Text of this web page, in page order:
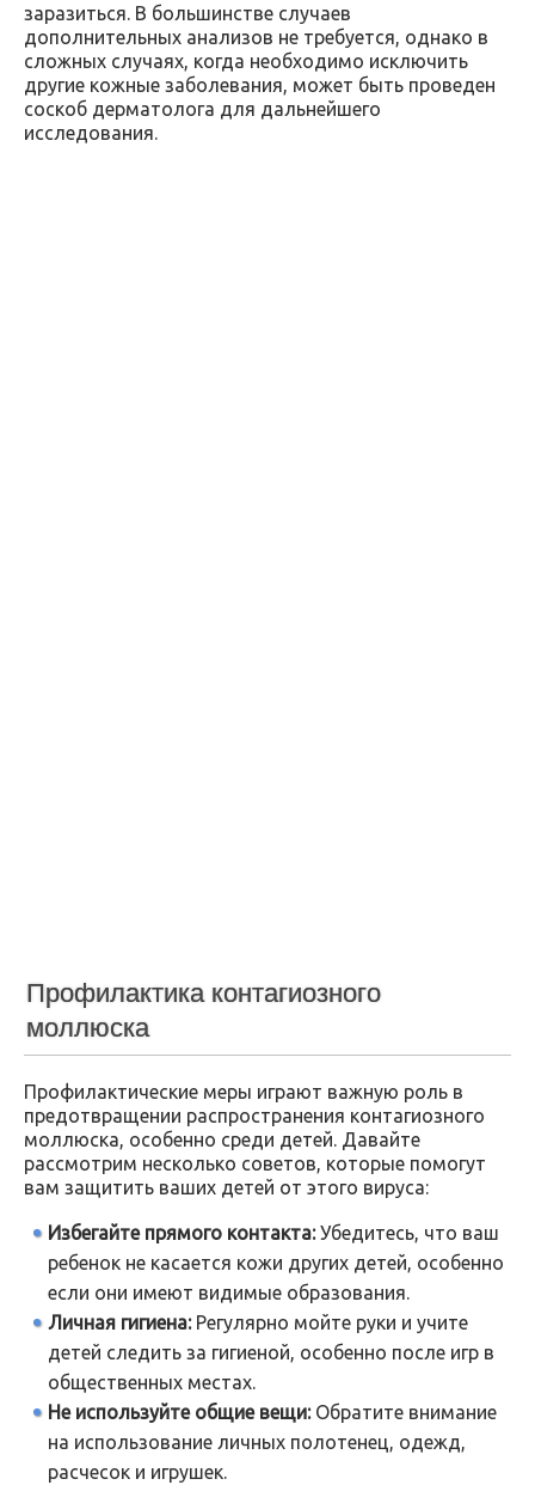
заразиться. В большинстве случаев
дополнительных анализов не требуется, однако в
сложных случаях, когда необходимо исключить
другие кожные заболевания, может быть проведен
соскоб дерматолога для дальнейшего
исследования.
Профилактика контагиозного
моллюска
Профилактические меры играют важную роль в
предотвращении распространения контагиозного
моллюска, особенно среди детей. Давайте
рассмотрим несколько советов, которые помогут
вам защитить ваших детей от этого вируса:
Избегайте прямого контакта:Убедитесь, что ваш
ребенок не касается кожи других детей, особенно
если они имеют видимые образования.
Личная гигиена:Регулярно мойте руки и учите
детей следить за гигиеной, особенно после игр в
общественных местах.
Не используйте общие вещи:Обратите внимание
на использование личных полотенец, одежд,
расчесок и игрушек.